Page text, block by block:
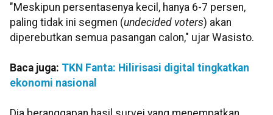
"Meskipun persentasenya kecil, hanya 6-7 persen,
paling tidak ini segmen (undecided voters) akan
diperebutkan semua pasangan calon," ujar Wasisto.
Baca juga: TKN Fanta: Hilirisasi digital tingkatkan
ekonomi nasional